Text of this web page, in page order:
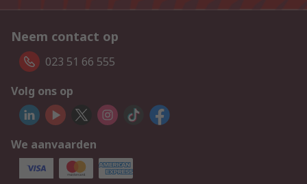
Neem contact op
023 51 66 555
Volg ons op
We aanvaarden